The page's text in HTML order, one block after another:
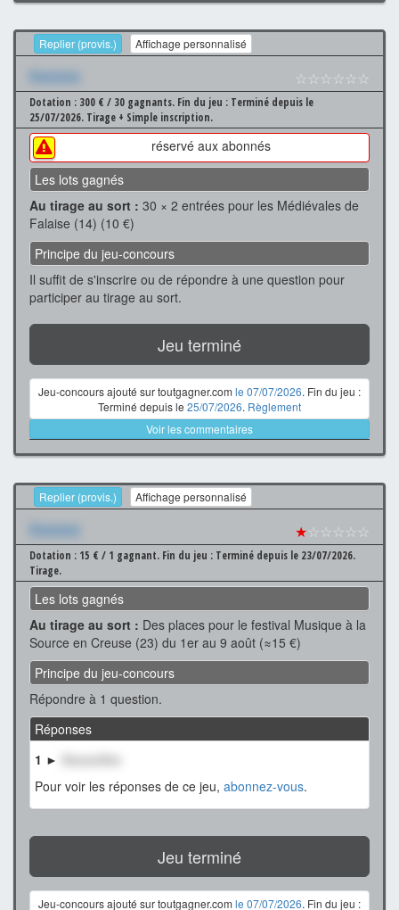
Replier (provis.) Affichage personnalisé
Xxxxxxx ☆☆☆☆☆☆
Dotation : 300 € / 30 gagnants. Fin du jeu : Terminé depuis le
25/07/2026. Tirage + Simple inscription.
réservé aux abonnés
Les lots gagnés
Au tirage au sort : 30 × 2 entrées pour les Médiévales de
Falaise (14) (10 €)
Principe du jeu-concours
Il suffit de s'inscrire ou de répondre à une question pour
participer au tirage au sort.
Jeu terminé
Jeu-concours ajouté sur toutgagner.com le 07/07/2026. Fin du jeu :
Terminé depuis le 25/07/2026. Règlement
Voir les commentaires
Replier (provis.) Affichage personnalisé
Xxxxxxx ★☆☆☆☆☆
Dotation : 15 € / 1 gagnant. Fin du jeu : Terminé depuis le 23/07/2026.
Tirage.
Les lots gagnés
Au tirage au sort : Des places pour le festival Musique à la
Source en Creuse (23) du 1er au 9 août (≈15 €)
Principe du jeu-concours
Répondre à 1 question.
Réponses
1 ►
Pour voir les réponses de ce jeu, abonnez-vous.
Jeu terminé
Jeu-concours ajouté sur toutgagner.com le 07/07/2026. Fin du jeu :